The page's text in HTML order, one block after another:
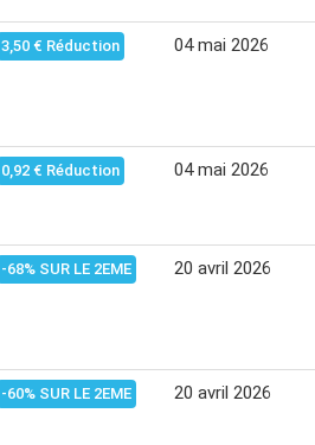
3,50 € Réduction 04 mai 2026
0,92 € Réduction 04 mai 2026
-68% SUR LE 2EME 20 avril 2026
-60% SUR LE 2EME 20 avril 2026